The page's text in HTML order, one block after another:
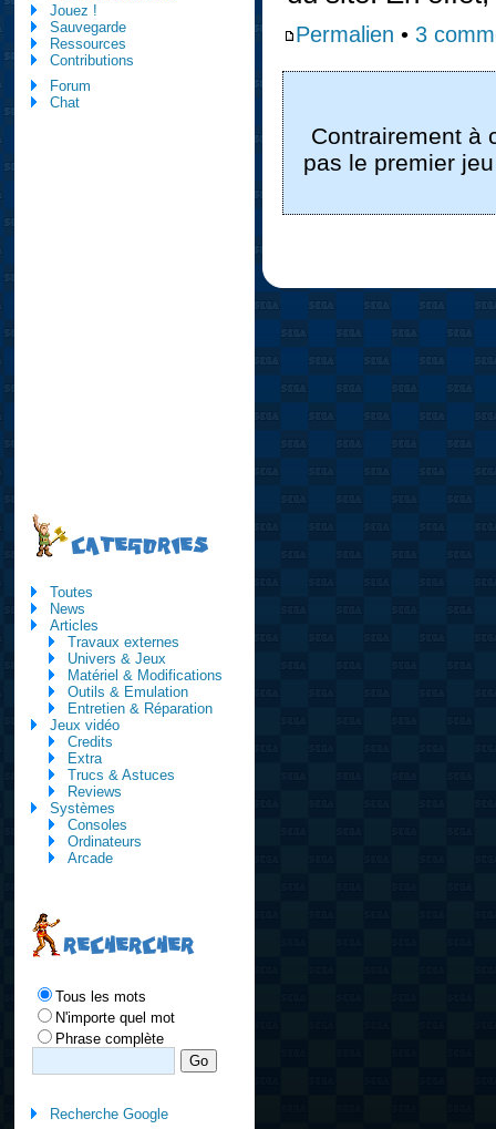
Permalien • 3
Contrairement à
pas le premier
Jouez !
Sauvegarde
Ressources
Contributions
Forum
Chat
CATEGORIES
Toutes
News
Articles
Travaux externes
Univers & Jeux
Matériel & Modifications
Outils & Emulation
Entretien & Réparation
Jeux vidéo
Credits
Extra
Trucs & Astuces
Reviews
Systèmes
Consoles
Ordinateurs
Arcade
RECHERCHER
Tous les mots
N'importe quel mot
Phrase complète
Recherche Google